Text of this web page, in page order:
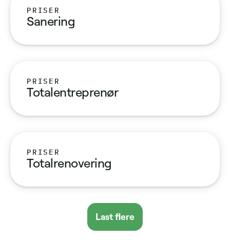
PRISER
Sanering
PRISER
Totalentreprenør
PRISER
Totalrenovering
Last flere